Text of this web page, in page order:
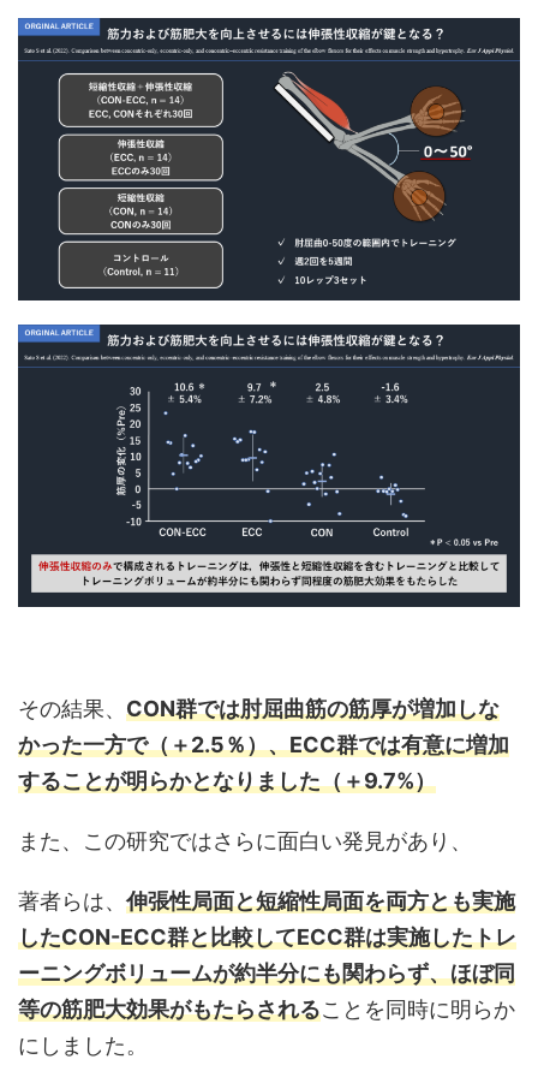
その結果、 CON群では肘屈曲筋の筋厚が増加しな
かった一方で（＋2.5％）、ECC群では有意に増加
することが明らかとなりました（＋9.7%）
また、この研究ではさらに面白い発見があり、
著者らは、伸張性局面と短縮性局面を両方とも実施
したCON-ECC群と比較してECC群は実施したトレ
ーニングボリュームが約半分にも関わらず、ほぼ同
等の筋肥大効果がもたらされることを同時に明らか
にしました。